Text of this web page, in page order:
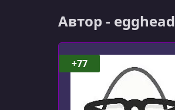
Автор - egghead
+77